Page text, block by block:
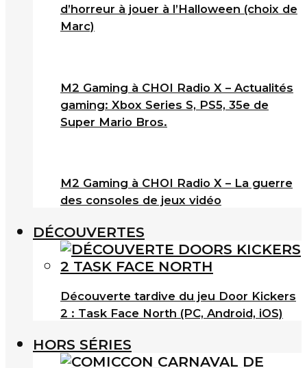
d’horreur à jouer à l’Halloween (choix de
Marc)
M2 Gaming à CHOI Radio X – Actualités
gaming: Xbox Series S, PS5, 35e de
Super Mario Bros.
M2 Gaming à CHOI Radio X – La guerre
des consoles de jeux vidéo
DÉCOUVERTES
Découverte tardive du jeu Door Kickers
2 : Task Face North (PC, Android, iOS)
HORS SÉRIES